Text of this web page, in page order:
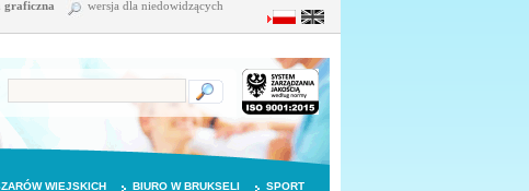
graficzna wersja dla niedowidzących
WIEJSKICH BIURO W BRUKSELI SPORT